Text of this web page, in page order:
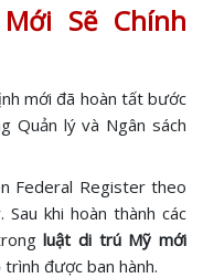
Sẽ Chính
mới đã hoàn tất bước
Quản lý và Ngân sách
Federal Register theo
khi hoàn thành các
luật di trú Mỹ mới
được ban hành.